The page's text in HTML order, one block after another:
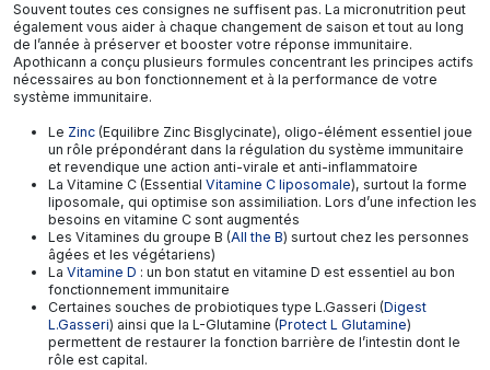
Souvent toutes ces consignes ne suffisent pas. La micronutrition peut
également vous aider à chaque changement de saison et tout au long
de l’année à préserver et booster votre réponse immunitaire.
Apothicann a conçu plusieurs formules concentrant les principes actifs
nécessaires au bon fonctionnement et à la performance de votre
système immunitaire.
Le Zinc (Equilibre Zinc Bisglycinate), oligo-élément essentiel joue
un rôle prépondérant dans la régulation du système immunitaire
et revendique une action anti-virale et anti-inflammatoire
La Vitamine C (Essential Vitamine C liposomale), surtout la forme
liposomale, qui optimise son assimiliation. Lors d’une infection les
besoins en vitamine C sont augmentés
Les Vitamines du groupe B (All the B) surtout chez les personnes
âgées et les végétariens)
La Vitamine D : un bon statut en vitamine D est essentiel au bon
fonctionnement immunitaire
Certaines souches de probiotiques type L.Gasseri (Digest
L.Gasseri) ainsi que la L-Glutamine (Protect L Glutamine)
permettent de restaurer la fonction barrière de l’intestin dont le
rôle est capital.